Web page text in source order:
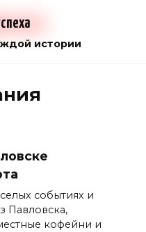
истории
событиях и
Павловска,
кофейни и